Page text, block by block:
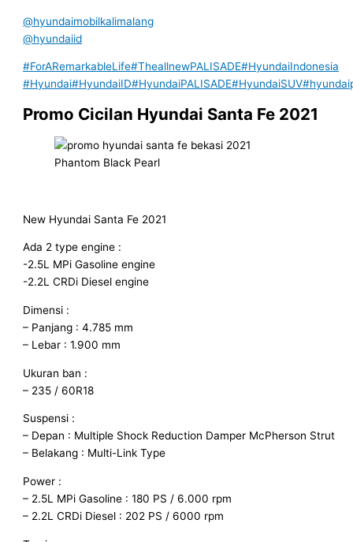
@hyundaimobilkalimalang
@hyundaiid
#ForARemarkableLife#TheallnewPALISADE#HyundaiIndonesia
#Hyundai#HyundaiID#HyundaiPALISADE#HyundaiSUV
Promo Cicilan Hyundai Santa Fe 2021
Phantom Black Pearl
New Hyundai Santa Fe 2021
Ada 2 type engine :
-2.5L MPi Gasoline engine
-2.2L CRDi Diesel engine
Dimensi :
– Panjang : 4.785 mm
– Lebar : 1.900 mm
Ukuran ban :
– 235 / 60R18
Suspensi :
– Depan : Multiple Shock Reduction Damper McPherson Strut
– Belakang : Multi-Link Type
Power :
– 2.5L MPi Gasoline : 180 PS / 6.000 rpm
– 2.2L CRDi Diesel : 202 PS / 6000 rpm